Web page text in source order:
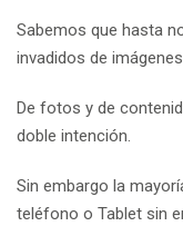
Sabemos que hasta
invadidos de
De fotos y de
doble intención.
Sin embargo la
teléfono o Tablet sin